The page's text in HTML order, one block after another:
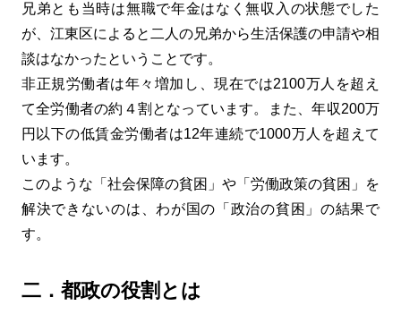
兄弟とも当時は無職で年金はなく無収入の状態でした
が、江東区によると二人の兄弟から生活保護の申請や相
談はなかったということです。
非正規労働者は年々増加し、現在では2100万人を超え
て全労働者の約４割となっています。また、年収200万
円以下の低賃金労働者は12年連続で1000万人を超えて
います。
このような「社会保障の貧困」や「労働政策の貧困」を
解決できないのは、わが国の「政治の貧困」の結果で
す。
二．都政の役割とは